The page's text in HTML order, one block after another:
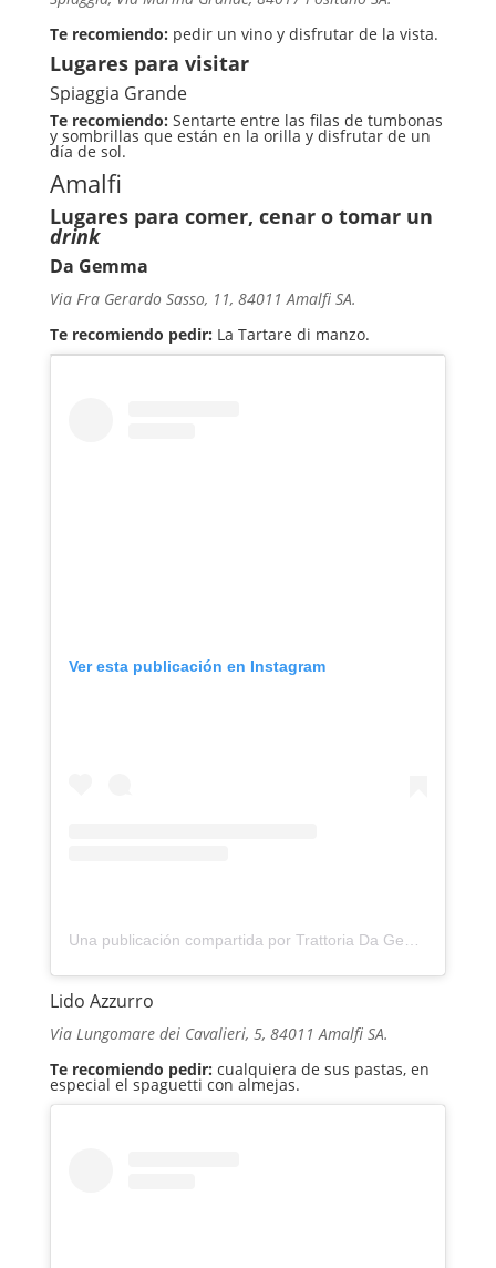
Te recomiendo: pedir un vino y disfrutar de la vista.
Lugares para visitar
Spiaggia Grande
Te recomiendo: Sentarte entre las filas de tumbonas
y sombrillas que están en la orilla y disfrutar de un
día de sol.
Amalfi
Lugares para comer, cenar o tomar un
drink
Da Gemma
Via Fra Gerardo Sasso, 11, 84011 Amalfi SA.
Te recomiendo pedir: La Tartare di manzo.
Ver esta publicación en Instagram
Lido Azzurro
Via Lungomare dei Cavalieri, 5, 84011 Amalfi SA.
Te recomiendo pedir: cualquiera de sus pastas, en
especial el spaguetti con almejas.